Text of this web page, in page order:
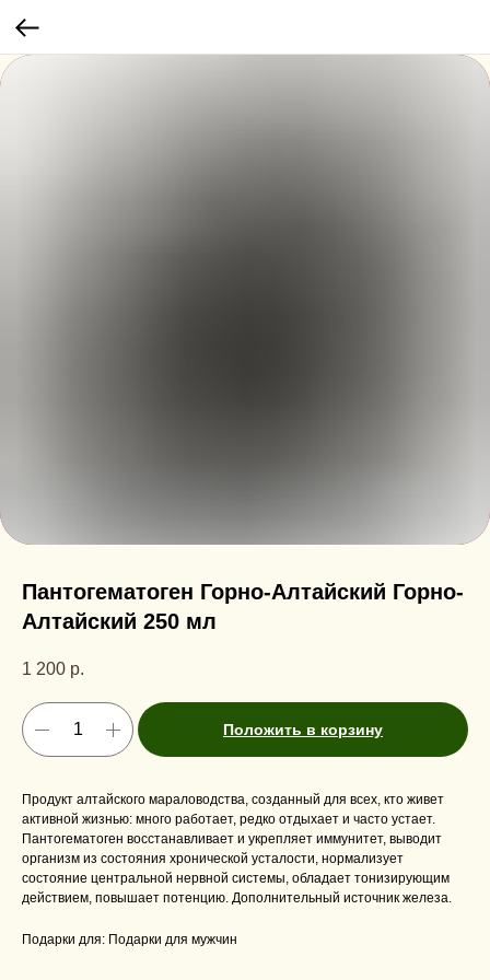
Пантогематоген Горно-Алтайский Горно-
Алтайский 250 мл
1 200 р.
Положить в корзину
Продукт алтайского мараловодства, созданный для всех, кто живет
активной жизнью: много работает, редко отдыхает и часто устает.
Пантогематоген восстанавливает и укрепляет иммунитет, выводит
организм из состояния хронической усталости, нормализует
состояние центральной нервной системы, обладает тонизирующим
действием, повышает потенцию. Дополнительный источник железа.
Подарки для: Подарки для мужчин